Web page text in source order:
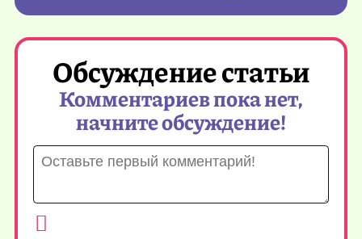
Обсуждение статьи
Комментариев пока нет,
начните обсуждение!